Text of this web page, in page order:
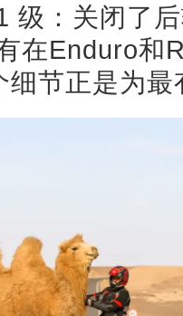
级：关闭了
在Enduro和
细节正是为